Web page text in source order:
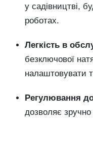
у садівництві,
роботах.
Легкість в
безключової
налаштовувати
Регулювання
дозволяє